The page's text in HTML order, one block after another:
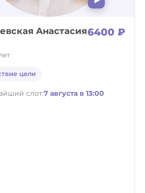
Анастасия6400 ₽
цели
слот:7 августа в 13:00